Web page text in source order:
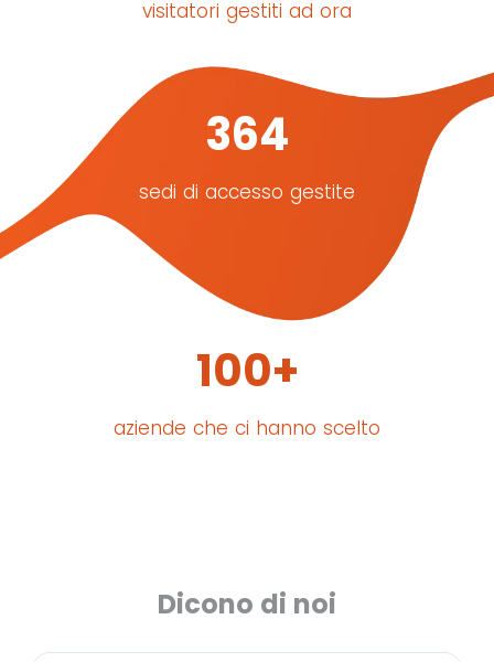
visitatori gestiti ad ora
sedi di accesso gestite
364
aziende che ci hanno scelto
100+
Dicono di noi